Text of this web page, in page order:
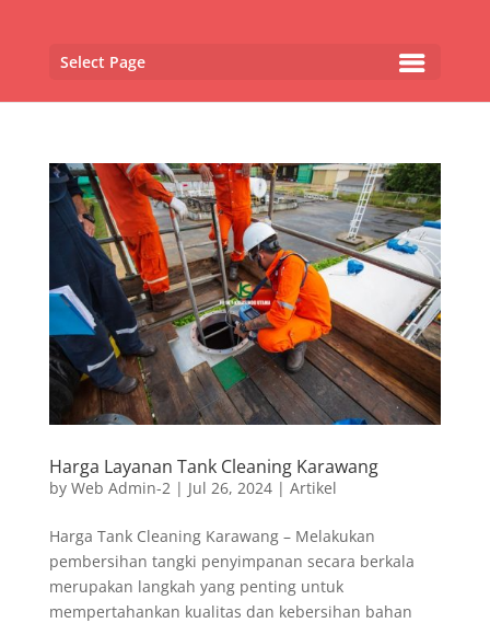
Select Page
Harga Layanan Tank Cleaning Karawang
by Web Admin-2| Jul 26, 2024| Artikel
Harga Tank Cleaning Karawang – Melakukan
pembersihan tangki penyimpanan secara berkala
merupakan langkah yang penting untuk
mempertahankan kualitas dan kebersihan bahan